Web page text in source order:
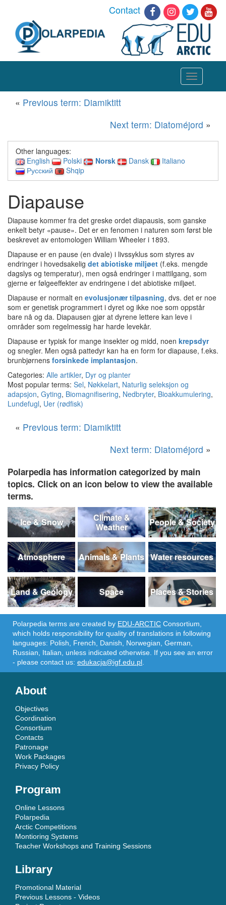
Contact
Toggle
navigation
« Previous term: Diamiktitt
Next term: Diatoméjord »
Other languages:
English
Polski Norsk Dansk
Italiano
Русский
Shqip
Diapause
Diapause kommer fra det greske ordet diapausis, som ganske
enkelt betyr «pause». Det er en fenomen i naturen som først ble
beskrevet av entomologen William Wheeler i 1893.
Diapause er en pause (en dvale) i livssyklus som styres av
endringer i hovedsakelig det abiotiske miljøet (f.eks. mengde
dagslys og temperatur), men også endringer i mattilgang, som
gjerne er følgeeffekter av endringene i det abiotiske miljøet.
Diapause er normalt en evolusjonær tilpasning, dvs. det er noe
som er genetisk programmert i dyret og ikke noe som oppstår
bare nå og da. Diapausen gjør at dyrene lettere kan leve i
områder som regelmessig har harde levekår.
Diapause er typisk for mange insekter og midd, noen krepsdyr
og snegler. Men også pattedyr kan ha en form for diapause, f.eks.
brunbjørnens forsinkede implantasjon.
Categories: Alle artikler, Dyr og planter
Most popular terms: Sel, Nøkkelart, Naturlig seleksjon og
adapsjon, Gyting, Biomagnifisering, Nedbryter, Bioakkumulering,
Lundefugl, Uer (rødfisk)
« Previous term: Diamiktitt
Next term: Diatoméjord »
Polarpedia has information categorized by main
topics. Click on an icon below to view the available
terms.
Ice & Snow
Climate &
Weather
People & Society
Atmosphere Animals & Plants Water resources
Land & Geology Space Places & Stories
Polarpedia terms are created by EDU-ARCTIC Consortium,
which holds responsibility for quality of translations in following
languages: Polish, French, Danish, Norwegian, German,
Russian, Italian, unless indicated otherwise. If you see an error
- please contact us: edukacja@igf.edu.pl
About
Objectives
Coordination
Consortium
Contacts
Patronage
Work Packages
Privacy Policy
Program
Online Lessons
Polarpedia
Arctic Competitions
Montioring Systems
Teacher Workshops and Training Sessions
Library
Promotional Material
Previous Lessons - Videos